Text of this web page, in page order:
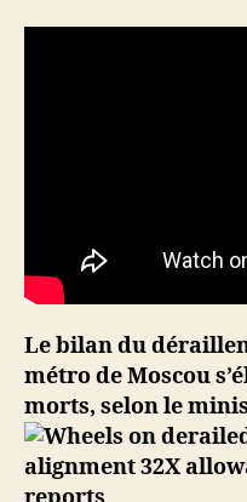
Le bilan du
métro de Moscou
morts, selon le